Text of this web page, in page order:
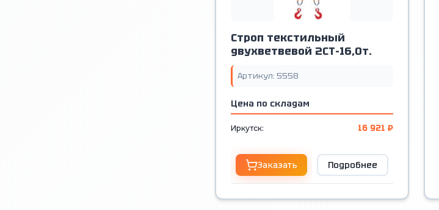
Строп текстильный
двухветвевой 2СТ-16,0т.
Артикул: 5558
Цена по складам
Иркутск: 16 921 ₽
Заказать Подробнее